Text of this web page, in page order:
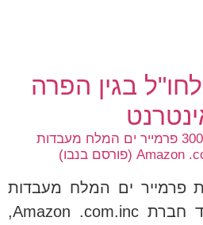
בגין הפרה
תא (מחוזי ת"א) 30008-10-13 פרמייר ים המלח מעבדות
פרמייר ים המלח מעבדות
קוסמטיקה בע"מ כנגד חברת Amazon .com.inc,